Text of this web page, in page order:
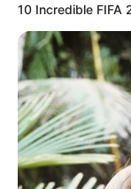
10 Incredible FIFA